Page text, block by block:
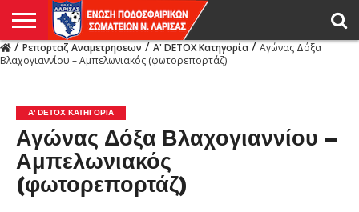
Η
ΕΝΩΣΗ
ΑΓΩΝΙΣΤΙΚΑ
ΜΙΚΤΉ
ΔΙΑΙΤΗΣΙΑ
ΠΡΩΤΑΘΛΗΜΑΤΑ
ΥΠΟΔΟΜΕΣ
ΚΥΠΕΛΛΟ
ΑΜΕΣΑ
LIVE
ΝΕΑ
ΠΡΩΤΑΘΛΗΜΑΤΑ
ΚΥΠΕΛΛΟ
ΥΠΟΔΟΜΕΣ
ΠΕΙΘΑΡΧΙΚΟ
ΜΙΚΤΗ
ΠΑΡΑΤΗΡΗΤΕΣ
ΠΡΟΠΟΝΗΤΕΣ
ΔΙΑΙΤΗΤΕΣ
VIDEO
ΓΕΝΙΚΑ
ΑΦΙΕΡΩΜΑΤΑ
ΕΚΔΗΛΩΣΕΙΣ
ΕΠΙΚΟΙΝΩΝΙΑ
/Ρεπορταζ Αναμετρησεων/Α' DETOX Κατηγορία/Αγώνας Δόξα
Βλαχογιαννίου – Αμπελωνιακός (φωτορεπορτάζ)
Α' DETOX ΚΑΤΗΓΟΡΊΑ
Αγώνας Δόξα Βλαχογιαννίου –
Αμπελωνιακός
(φωτορεπορτάζ)